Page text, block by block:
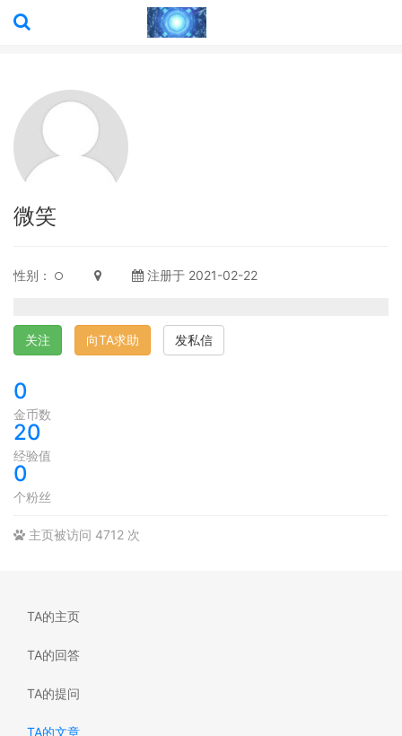
微笑
性别： 注册于 2021-02-22
关注 向TA求助 发私信
0
金币数
20
经验值
0
个粉丝
主页被访问 4712 次
TA的主页
TA的回答
TA的提问
TA的文章